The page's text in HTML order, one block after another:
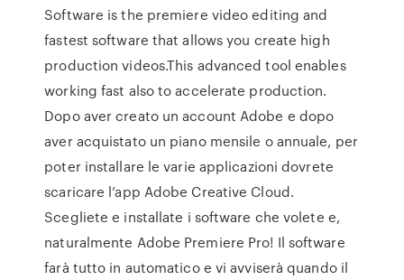
Software is the premiere video editing and
fastest software that allows you create high
production videos.This advanced tool enables
working fast also to accelerate production.
Dopo aver creato un account Adobe e dopo
aver acquistato un piano mensile o annuale, per
poter installare le varie applicazioni dovrete
scaricare l’app Adobe Creative Cloud.
Scegliete e installate i software che volete e,
naturalmente Adobe Premiere Pro! Il software
farà tutto in automatico e vi avviserà quando il